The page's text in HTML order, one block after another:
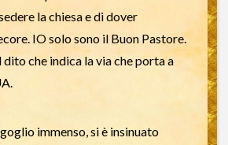
la chiesa e di dover
IO solo sono il Buon Pastore.
che indica la via che porta a
immenso, si è insinuato